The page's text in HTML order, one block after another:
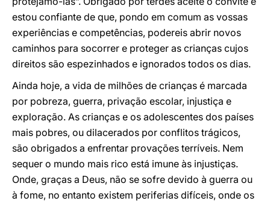
estou confiante de que, pondo em comum as vossas
experiências e competências, podereis abrir novos
caminhos para socorrer e proteger as crianças cujos
direitos são espezinhados e ignorados todos os dias.
Ainda hoje, a vida de milhões de crianças é marcada
por pobreza, guerra, privação escolar, injustiça e
exploração. As crianças e os adolescentes dos países
mais pobres, ou dilacerados por conflitos trágicos,
são obrigados a enfrentar provações terríveis. Nem
sequer o mundo mais rico está imune às injustiças.
Onde, graças a Deus, não se sofre devido à guerra ou
à fome, no entanto existem periferias difíceis, onde os